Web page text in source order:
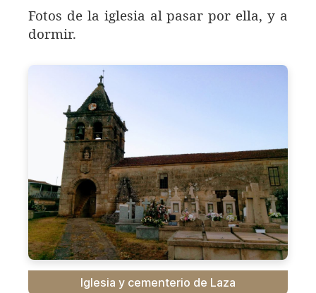
Fotos de la iglesia al pasar por ella, y a
dormir.
Iglesia y cementerio de Laza